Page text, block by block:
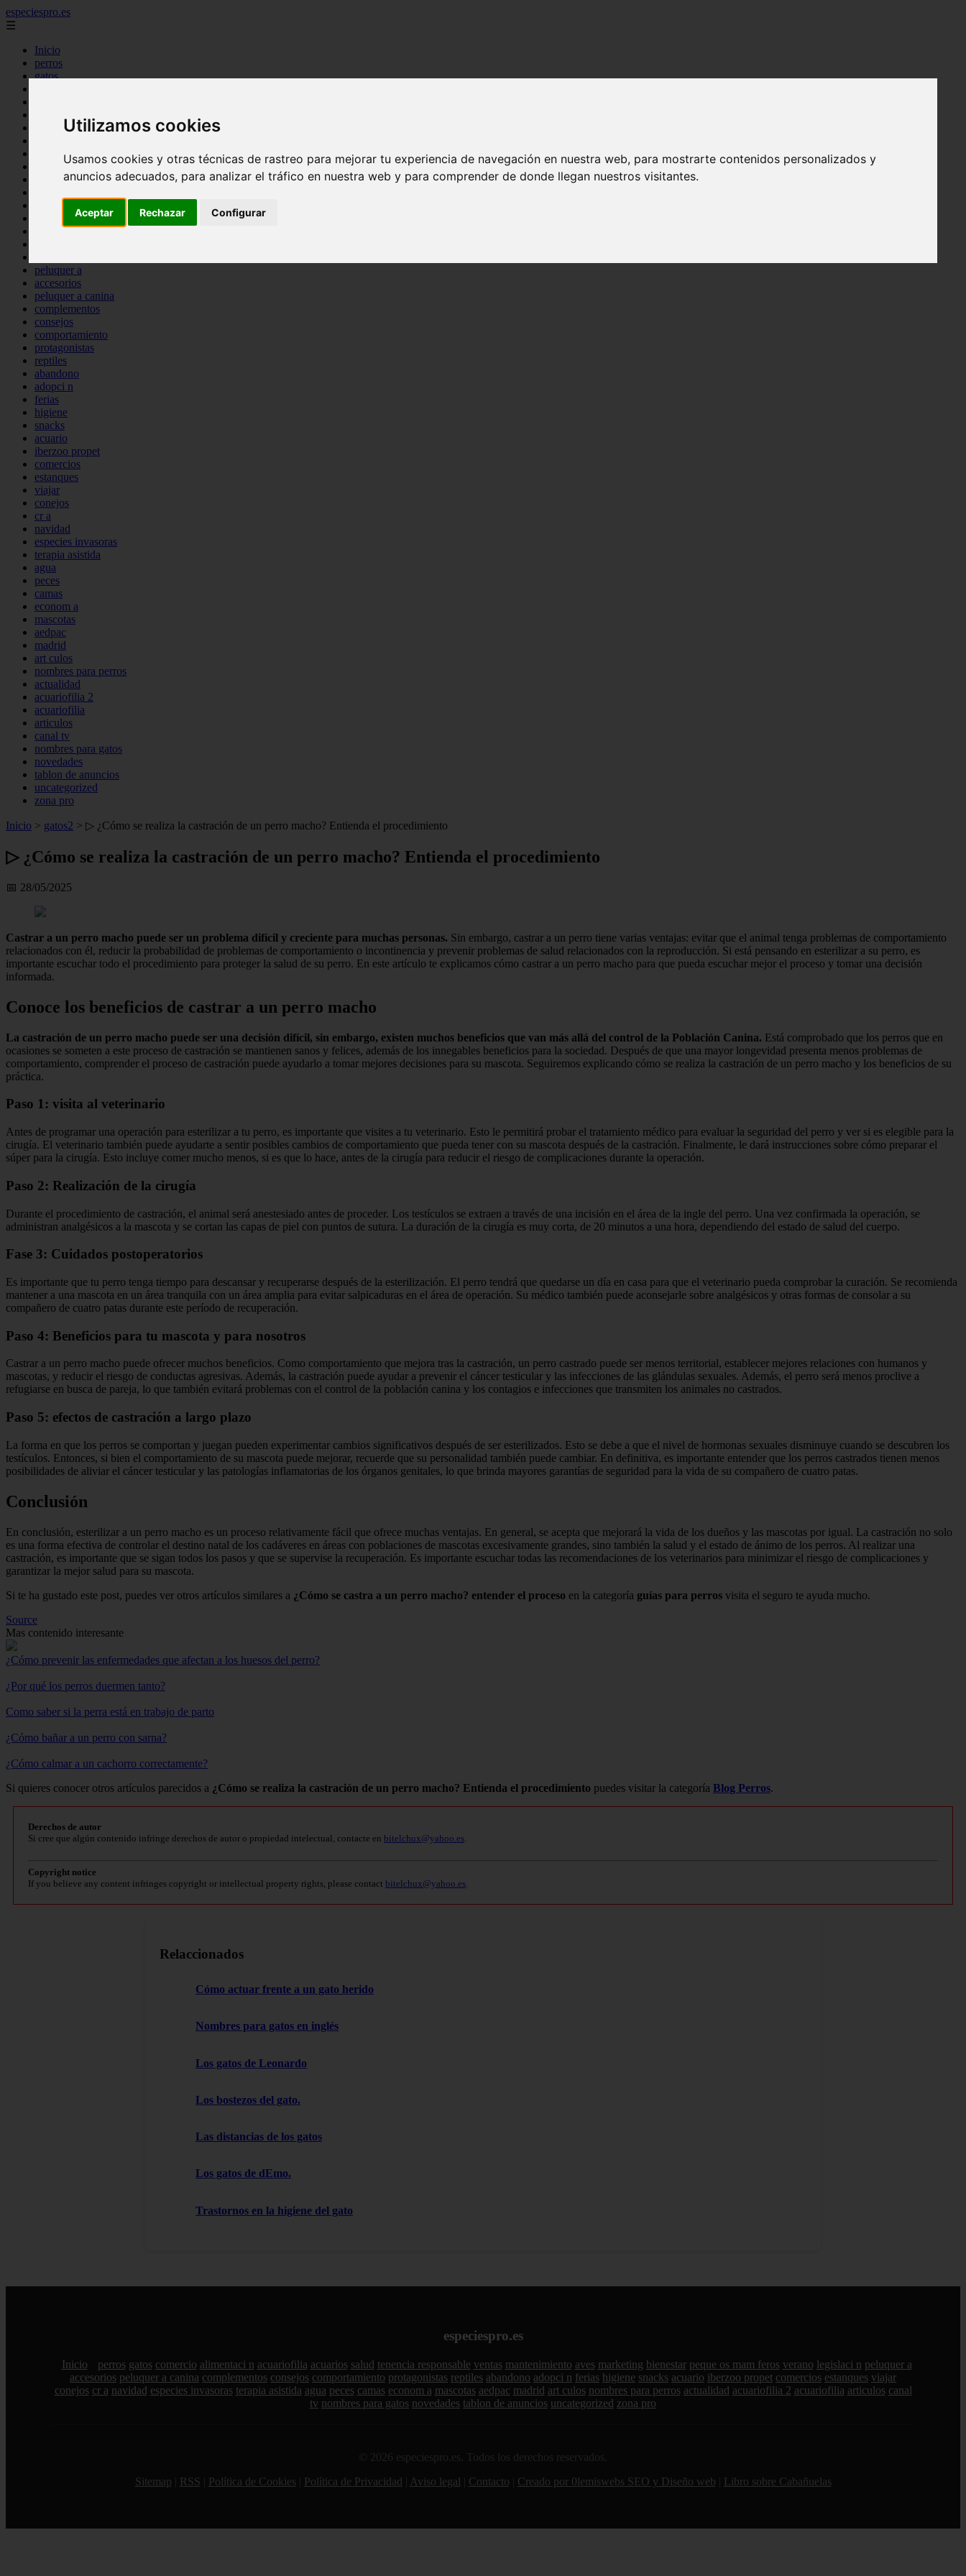
Utilizamos cookies
Usamos cookies y otras técnicas de rastreo para mejorar tu experiencia de navegación en nuestra web, para mostrarte contenidos personalizados y
anuncios adecuados, para analizar el tráfico en nuestra web y para comprender de donde llegan nuestros visitantes.
Aceptar Rechazar Configurar
especiespro.es
☰
Inicio
perros
gatos
acuarios
tenencia responsable
mantenimiento
peque os mam feros
peluquer a
accesorios
peluquer a canina
complementos
consejos
comportamiento
protagonistas
reptiles
abandono
adopci n
ferias
higiene
snacks
acuario
iberzoo propet
comercios
estanques
viajar
conejos
cr a
navidad
especies invasoras
terapia asistida
agua
peces
camas
econom a
mascotas
aedpac
madrid
art culos
nombres para perros
actualidad
acuariofilia 2
acuariofilia
articulos
canal tv
nombres para gatos
novedades
tablon de anuncios
uncategorized
zona pro
Inicio > gatos2 > ▷ ¿Cómo se realiza la castración de un perro macho? Entienda el procedimiento
▷ ¿Cómo se realiza la castración de un perro macho? Entienda el procedimiento
📅 28/05/2025
Castrar a un perro macho puede ser un problema difícil y creciente para muchas personas. Sin embargo, castrar a un perro tiene varias ventajas: evitar que el animal tenga problemas de comportamiento
relacionados con él, reducir la probabilidad de problemas de comportamiento o incontinencia y prevenir problemas de salud relacionados con la reproducción. Si está pensando en esterilizar a su perro, es
importante escuchar todo el procedimiento para proteger la salud de su perro. En este artículo te explicamos cómo castrar a un perro macho para que pueda escuchar mejor el proceso y tomar una decisión
informada.
Conoce los beneficios de castrar a un perro macho
La castración de un perro macho puede ser una decisión difícil, sin embargo, existen muchos beneficios que van más allá del control de la Población Canina. Está comprobado que los perros que en
ocasiones se someten a este proceso de castración se mantienen sanos y felices, además de los innegables beneficios para la sociedad. Después de que una mayor longevidad presenta menos problemas de
comportamiento, comprender el proceso de castración puede ayudarlo a tomar mejores decisiones para su mascota. Seguiremos explicando cómo se realiza la castración de un perro macho y los beneficios de su
práctica.
Paso 1: visita al veterinario
Antes de programar una operación para esterilizar a tu perro, es importante que visites a tu veterinario. Esto le permitirá probar el tratamiento médico para evaluar la seguridad del perro y ver si es elegible para la
cirugía. El veterinario también puede ayudarte a sentir posibles cambios de comportamiento que pueda tener con su mascota después de la castración. Finalmente, le dará instrucciones sobre cómo preparar el
súper para la cirugía. Esto incluye comer mucho menos, si es que lo hace, antes de la cirugía para reducir el riesgo de complicaciones durante la operación.
Paso 2: Realización de la cirugía
Durante el procedimiento de castración, el animal será anestesiado antes de proceder. Los testículos se extraen a través de una incisión en el área de la ingle del perro. Una vez confirmada la operación, se
administran analgésicos a la mascota y se cortan las capas de piel con puntos de sutura. La duración de la cirugía es muy corta, de 20 minutos a una hora, dependiendo del estado de salud del cuerpo.
Fase 3: Cuidados postoperatorios
Es importante que tu perro tenga tiempo para descansar y recuperarse después de la esterilización. El perro tendrá que quedarse un día en casa para que el veterinario pueda comprobar la curación. Se recomienda
mantener a una mascota en un área tranquila con un área amplia para evitar salpicaduras en el área de operación. Su médico también puede aconsejarle sobre analgésicos y otras formas de consolar a su
compañero de cuatro patas durante este período de recuperación.
Paso 4: Beneficios para tu mascota y para nosotros
Castrar a un perro macho puede ofrecer muchos beneficios. Como comportamiento que mejora tras la castración, un perro castrado puede ser menos territorial, establecer mejores relaciones con humanos y
mascotas, y reducir el riesgo de conductas agresivas. Además, la castración puede ayudar a prevenir el cáncer testicular y las infecciones de las glándulas sexuales. Además, el perro será menos proclive a
refugiarse en busca de pareja, lo que también evitará problemas con el control de la población canina y los contagios e infecciones que transmiten los animales no castrados.
Paso 5: efectos de castración a largo plazo
La forma en que los perros se comportan y juegan pueden experimentar cambios significativos después de ser esterilizados. Esto se debe a que el nivel de hormonas sexuales disminuye cuando se descubren los
testículos. Entonces, si bien el comportamiento de su mascota puede mejorar, recuerde que su personalidad también puede cambiar. En definitiva, es importante entender que los perros castrados tienen menos
posibilidades de aliviar el cáncer testicular y las patologías inflamatorias de los órganos genitales, lo que brinda mayores garantías de seguridad para la vida de su compañero de cuatro patas.
Conclusión
En conclusión, esterilizar a un perro macho es un proceso relativamente fácil que ofrece muchas ventajas. En general, se acepta que mejorará la vida de los dueños y las mascotas por igual. La castración no solo
es una forma efectiva de controlar el destino natal de los cadáveres en áreas con poblaciones de mascotas excesivamente grandes, sino también la salud y el estado de ánimo de los perros. Al realizar una
castración, es importante que se sigan todos los pasos y que se supervise la recuperación. Es importante escuchar todas las recomendaciones de los veterinarios para minimizar el riesgo de complicaciones y
garantizar la mejor salud para su mascota.
Si te ha gustado este post, puedes ver otros artículos similares a ¿Cómo se castra a un perro macho? entender el proceso en la categoría guías para perros visita el seguro te ayuda mucho.
Source
Mas contenido interesante
¿Cómo prevenir las enfermedades que afectan a los huesos del perro?
¿Por qué los perros duermen tanto?
Como saber si la perra está en trabajo de parto
¿Cómo bañar a un perro con sarna?
¿Cómo calmar a un cachorro correctamente?
Si quieres conocer otros artículos parecidos a ¿Cómo se realiza la castración de un perro macho? Entienda el procedimiento puedes visitar la categoría Blog Perros.
Derechos de autor
Si cree que algún contenido infringe derechos de autor o propiedad intelectual, contacte en bitelchux@yahoo.es
Copyright notice
If you believe any content infringes copyright or intellectual property rights, please contact bitelchux@yahoo.es
Relaccionados
Cómo actuar frente a un gato herido
Nombres para gatos en inglés
Los gatos de Leonardo
Los bostezos del gato.
Las distancias de los gatos
Los gatos de dEmo.
Trastornos en la higiene del gato
especiespro.es
Inicio perros gatos comercio alimentaci n acuariofilia acuarios salud tenencia responsable ventas mantenimiento aves marketing bienestar peque os mam feros verano legislaci n peluquer a
accesorios peluquer a canina complementos consejos comportamiento protagonistas reptiles abandono adopci n ferias higiene snacks acuario iberzoo propet comercios estanques viajar
conejos cr a navidad especies invasoras terapia asistida agua peces camas econom a mascotas aedpac madrid art culos nombres para perros actualidad acuariofilia 2 acuariofilia articulos canal
tv nombres para gatos novedades tablon de anuncios uncategorized zona pro
© 2026 especiespro.es. Todos los derechos reservados.
Sitemap
RSS Política de Cookies Política de Privacidad Aviso legal Contacto Creado por 0lemiswebs SEO y Diseño web Libro sobre Cabañuelas